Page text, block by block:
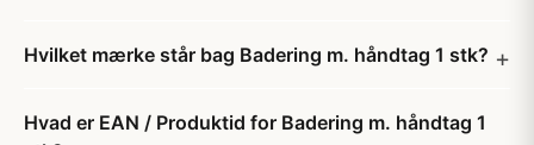
Hvilket mærke står bag Badering m. håndtag 1 stk?
Hvad er EAN / Produktid for Badering m. håndtag 1